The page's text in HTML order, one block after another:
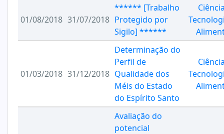
01/08/2018 31/07/2018
****** [Trabalho
Protegido por
Sigilo] ******
01/03/2018 31/12/2018
Determinação do
Perfil de
Qualidade dos
Méis do Estado
do Espírito Santo
Avaliação do
potencial